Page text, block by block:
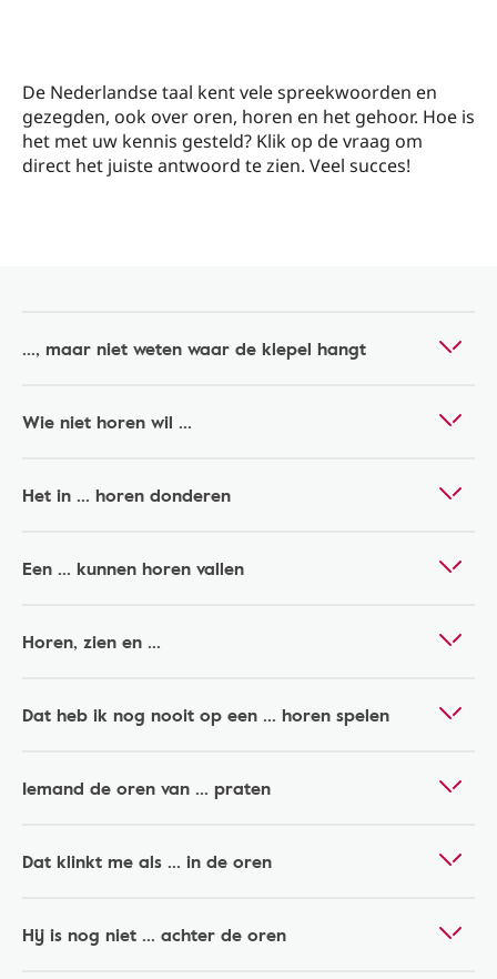
De Nederlandse taal kent vele spreekwoorden en
gezegden, ook over oren, horen en het gehoor. Hoe is
het met uw kennis gesteld? Klik op de vraag om
direct het juiste antwoord te zien. Veel succes!
..., maar niet weten waar de klepel hangt
Wie niet horen wil ...
Het in ... horen donderen
Een ... kunnen horen vallen
Horen, zien en ...
Dat heb ik nog nooit op een ... horen spelen
Iemand de oren van ... praten
Dat klinkt me als ... in de oren
Hij is nog niet ... achter de oren